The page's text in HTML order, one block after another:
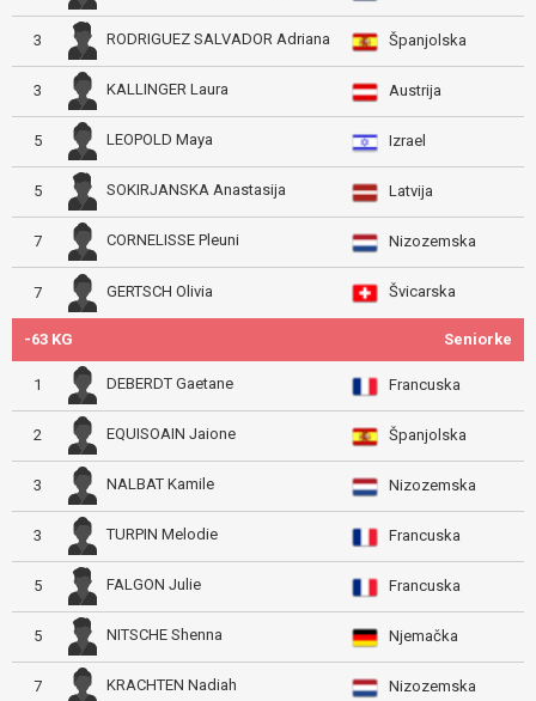
3 RODRIGUEZ SALVADOR Adriana Španjolska
3 KALLINGER Laura Austrija
5 LEOPOLD Maya Izrael
5 SOKIRJANSKA Anastasija Latvija
7 CORNELISSE Pleuni Nizozemska
7 GERTSCH Olivia Švicarska
-63 KG Seniorke
1 DEBERDT Gaetane Francuska
2 EQUISOAIN Jaione Španjolska
3 NALBAT Kamile Nizozemska
3 TURPIN Melodie Francuska
5 FALGON Julie Francuska
5 NITSCHE Shenna Njemačka
7 KRACHTEN Nadiah Nizozemska